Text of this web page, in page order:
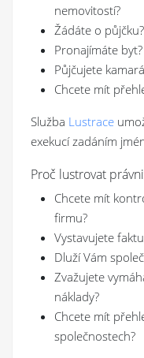
nemovitostí?
Žádáte o
Pronajímáte
Půjčujete
Chcete mít
Služba Lustrace
exekucí zadáním
Proč lustrovat
Chcete mít
firmu?
Vystavujete
Dluží Vám
Zvažujete
náklady?
Chcete mít
společnostech?